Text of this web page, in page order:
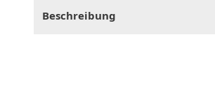
Beschreibung